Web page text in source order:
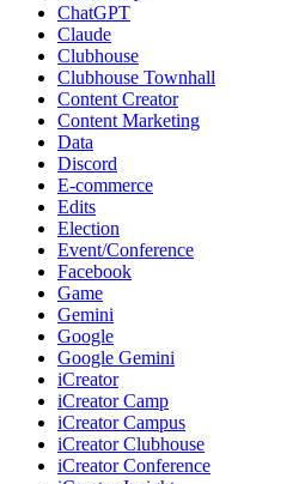
ChatGPT
Claude
Clubhouse
Clubhouse Townhall
Content Creator
Content Marketing
Data
Discord
E-commerce
Edits
Election
Event/Conference
Facebook
Game
Gemini
Google
Google Gemini
iCreator
iCreator Camp
iCreator Campus
iCreator Clubhouse
iCreator Conference